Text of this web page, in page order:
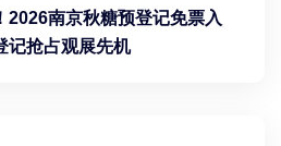
2026南京秋糖预登记免票入
记抢占观展先机